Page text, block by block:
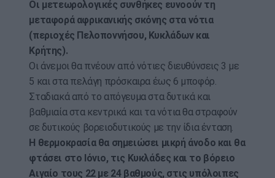
Οι μετεωρολογικές συνθήκες ευνοούν τη
μεταφορά αφρικανικής σκόνης στα νότια
(περιοχές Πελοποννήσου, Κυκλάδων και
Κρήτης).
Οι άνεμοι θα πνέουν από νότιες διευθύνσεις 3 με
5 και στα πελάγη πρόσκαιρα έως 6 μποφόρ.
Σταδιακά από το απόγευμα στα δυτικά και
βαθμιαία στα κεντρικά και τα νότια θα στραφούν
σε δυτικούς βορειοδυτικούς με την ίδια ένταση.
Η θερμοκρασία θα σημειώσει μικρή άνοδο και θα
φτάσει στο Ιόνιο, τις Κυκλάδες και το βόρειο
Αιγαίο τους 22 με 24 βαθμούς, στις υπόλοιπες